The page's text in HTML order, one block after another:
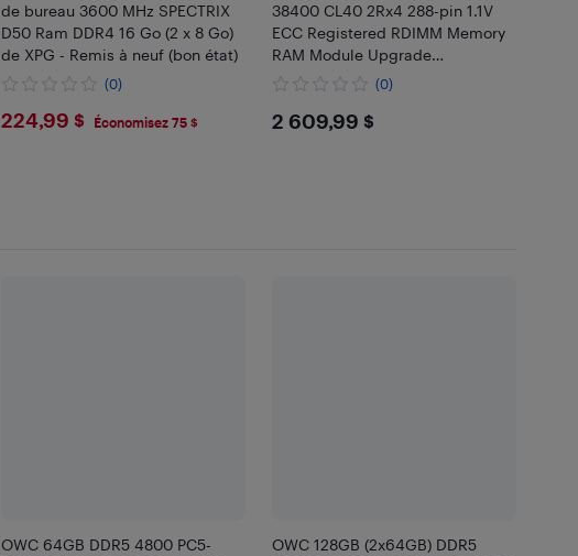
de bureau 3600 MHz SPECTRIX
D50 Ram DDR4 16 Go (2 x 8 Go)
de XPG - Remis à neuf (bon état)
(0)
$224.99
224,99 $ Économisez 75 $
38400 CL40 2Rx4 288-pin 1.1V
ECC Registered RDIMM Memory
RAM Module Upgrade
Compatible with Gigabyte R283-
ZF1 S453-Z30
(0)
$2609.99
2 609,99 $
OWC 64GB DDR5 4800 PC5-
OWC 128GB (2x64GB) DDR5